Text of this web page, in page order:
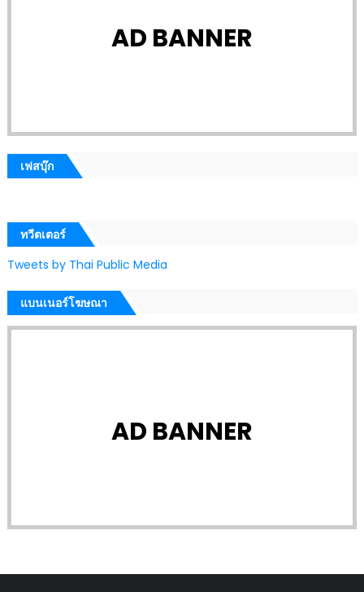
AD BANNER
เฟสบุ๊ก
ทวีตเตอร์
Tweets by Thai Public Media
แบนเนอร์โฆษณา
AD BANNER